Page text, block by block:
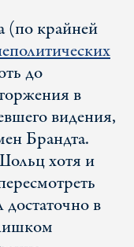
(по крайней
до
в
видения,
Брандта.
хотя и
в